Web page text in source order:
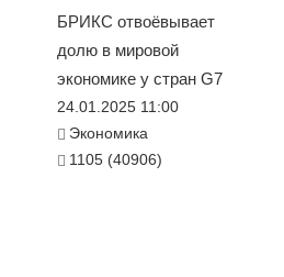
БРИКС отвоёвывает
долю в мировой
экономике у стран G7
24.01.2025 11:00
Экономика
1105 (40906)